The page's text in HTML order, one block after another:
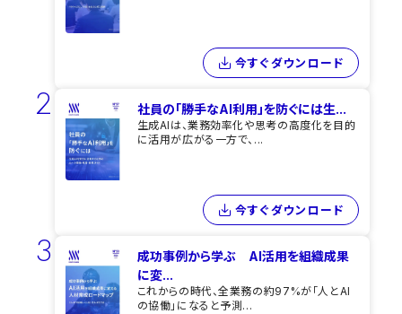
今すぐダウンロード
2 社員の「勝手なAI利用」を​防ぐには​生...
生成AIは、業務効率化や思考の高度化を目的
に活用が広がる一方で、...
今すぐダウンロード
3
成功事例から学ぶ AI活用を組織成果
に変...
これからの時代、全業務の約97%が「人とAI
の協働」になると予測...